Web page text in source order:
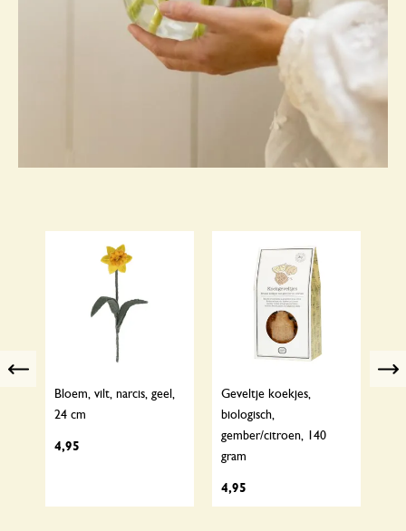
Bloem, vilt, narcis, geel,
24 cm
4,95
Geveltje koekjes,
biologisch,
gember/citroen, 140
gram
4,95